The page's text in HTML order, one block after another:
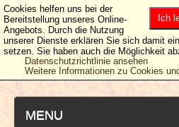
MENU
Ich
Cookies helfen uns bei der
Bereitstellung unseres Online-
Angebots. Durch die Nutzung
unserer Dienste erklären Sie sich damit
setzen. Sie haben auch die Möglichkeit
Datenschutzrichtlinie ansehen
Weitere Informationen zu Cookies